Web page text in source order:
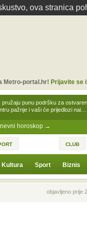
ova stranica
horoskop →
punu podršku za
pažnje i vaši će prijedlozi nai…
Metro-portal.hr! Prijavite se
CLUB
Kultura Sport Biznis
Prethodna vijestobjavljeno prije